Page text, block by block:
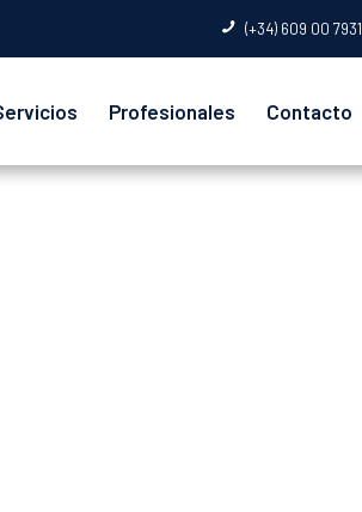
(+34) 609 00 7931
Profesionales Contacto